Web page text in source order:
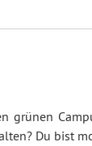
Du bist